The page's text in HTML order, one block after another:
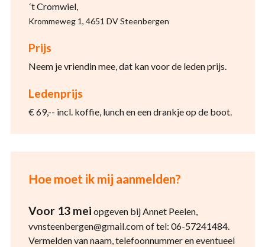
´t Cromwiel,
Krommeweg 1, 4651 DV Steenbergen
Prijs
Neem je vriendin mee, dat kan voor de leden prijs.
Ledenprijs
€ 69,-- incl. koffie, lunch en een drankje op de boot.
Hoe moet ik mij aanmelden?
Voor 13 mei opgeven bij Annet Peelen,
vvnsteenbergen@gmail.com of tel: 06-57241484.
Vermelden van naam, telefoonnummer en eventueel